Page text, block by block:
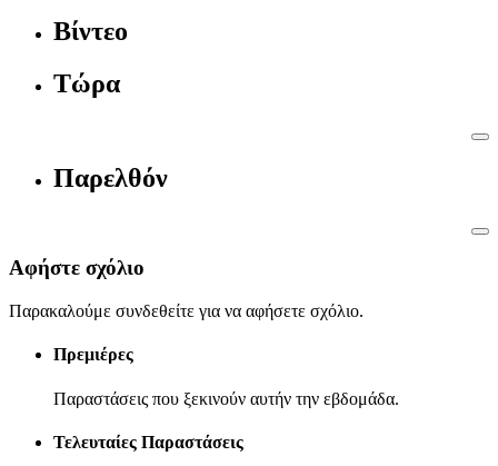
Βίντεο
Τώρα
Παρελθόν
Αφήστε σχόλιο
Παρακαλούμε συνδεθείτε για να αφήσετε σχόλιο.
Πρεμιέρες
Παραστάσεις που ξεκινούν αυτήν την εβδομάδα.
Τελευταίες Παραστάσεις